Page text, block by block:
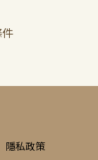
隱私政策